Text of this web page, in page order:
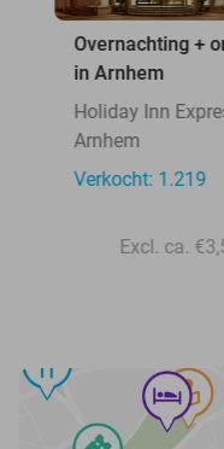
Overnachting +
in Arnhem
Holiday Inn
Arnhem
Verkocht: 1.219
Excl. ca.